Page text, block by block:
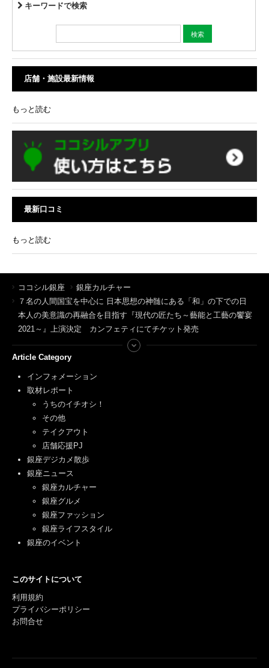
キーワードで検索
店舗・施設最新情報
もっと読む
最新口コミ
もっと読む
ココシル銀座
銀座カルチャー
７名の人間国宝を中心に 日本思想の神髄にある「和」の下での日
本人の美意識の再融合を目指す『現代の匠たち～藝能と工藝の饗宴
2021～』上演決定 カンフェティにてチケット発売
Article Category
インフォメーション
取材レポート
うちのイチオシ！
その他
テイクアウト
店舗応援PJ
銀座デジカメ散歩
銀座ニュース
銀座カルチャー
銀座グルメ
銀座ファッション
銀座ライフスタイル
銀座のイベント
このサイトについて
利用規約
プライバシーポリシー
お問合せ